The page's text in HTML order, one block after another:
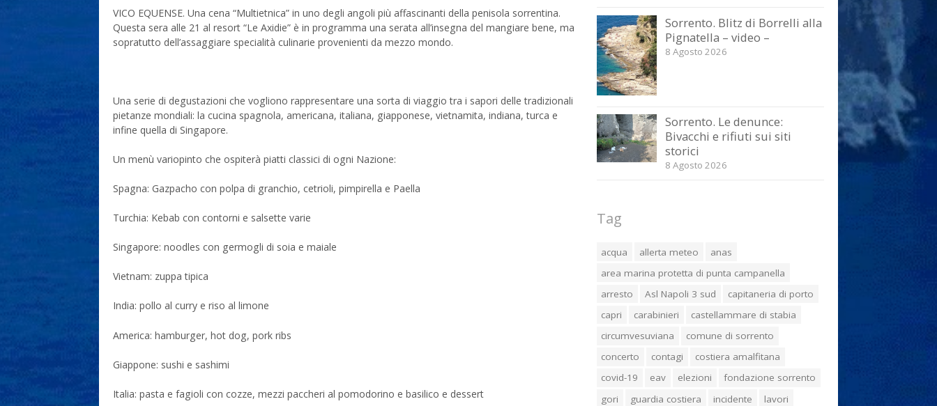
VICO EQUENSE. Una cena “Multietnica” in uno degli angoli più affascinanti della penisola sorrentina.
Questa sera alle 21 al resort “Le Axidie” è in programma una serata all’insegna del mangiare bene, ma
sopratutto dell’assaggiare specialità culinarie provenienti da mezzo mondo.
Una serie di degustazioni che vogliono rappresentare una sorta di viaggio tra i sapori delle tradizionali
pietanze mondiali: la cucina spagnola, americana, italiana, giapponese, vietnamita, indiana, turca e
infine quella di Singapore.
Un menù variopinto che ospiterà piatti classici di ogni Nazione:
Spagna: Gazpacho con polpa di granchio, cetrioli, pimpirella e Paella
Turchia: Kebab con contorni e salsette varie
Singapore: noodles con germogli di soia e maiale
Vietnam: zuppa tipica
India: pollo al curry e riso al limone
America: hamburger, hot dog, pork ribs
Giappone: sushi e sashimi
Italia: pasta e fagioli con cozze, mezzi paccheri al pomodorino e basilico e dessert
Sorrento. Blitz di Borrelli alla
Pignatella – video –
8 Agosto 2026
Sorrento. Le denunce:
Bivacchi e rifiuti sui siti
storici
8 Agosto 2026
Tag
acqua allerta meteo
anas
area marina protetta di punta campanella
arresto
Asl Napoli 3 sud
capitaneria di porto
capri
carabinieri
castellammare di stabia
circumvesuviana
comune di sorrento
concerto
contagi
costiera amalfitana
covid-19
eav elezioni
fondazione sorrento
gori
guardia costiera incidente
lavori